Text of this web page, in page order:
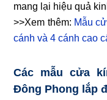
mang lại hiệu quả
>>Xem thêm: Mẫu
cánh và 4 cánh cao
Các mẫu cửa
Đông Phong lắp